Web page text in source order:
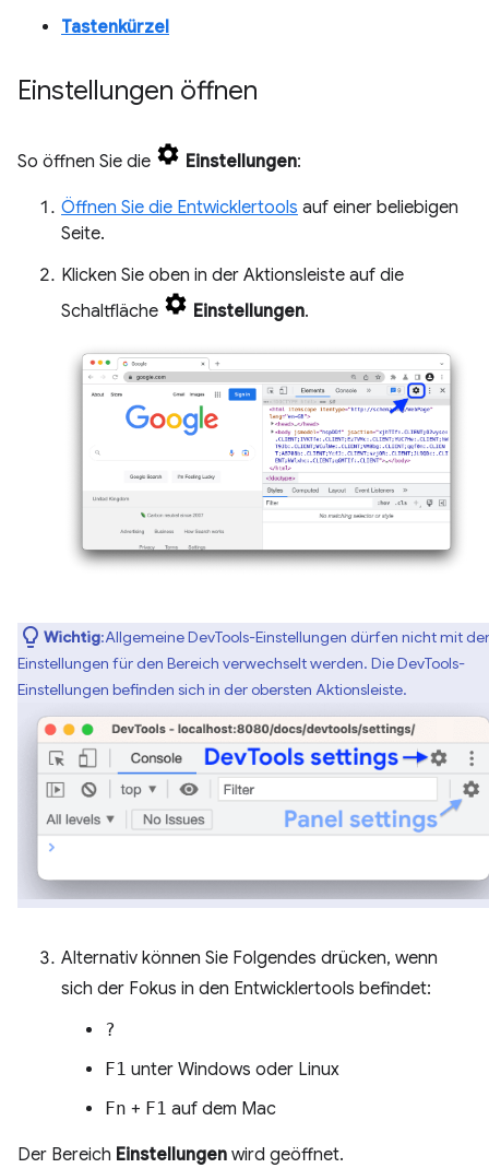
Tastenkürzel
Einstellungen öffnen
So öffnen Sie die Einstellungen:
Öffnen Sie die Entwicklertools auf einer beliebigen
Seite.
Klicken Sie oben in der Aktionsleiste auf die
Schaltfläche
Einstellungen.
Wichtig:Allgemeine DevTools-Einstellungen dürfen nicht mit
Einstellungen für den Bereich verwechselt werden. Die DevTools-
Einstellungen befinden sich in der obersten Aktionsleiste.
Alternativ können Sie Folgendes drücken, wenn
sich der Fokus in den Entwicklertools befindet:
?
F1 unter Windows oder Linux
Fn + F1 auf dem Mac
Der Bereich Einstellungen wird geöffnet.